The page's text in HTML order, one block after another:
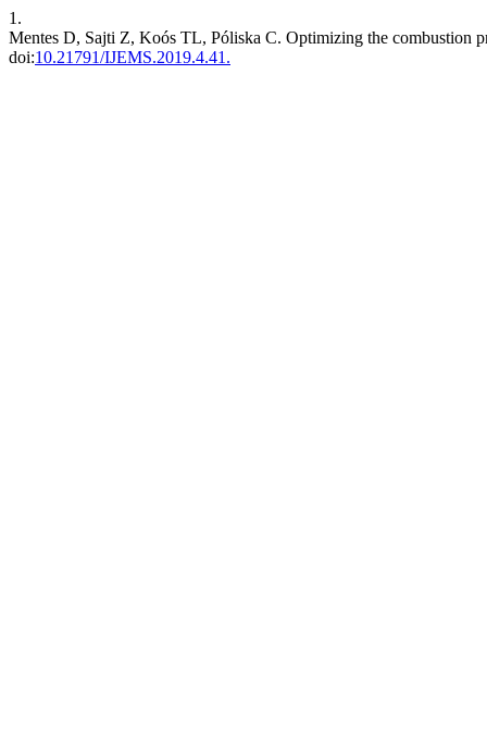
1.
Mentes D, Sajti Z, Koós TL, Póliska C. Optimizing the combustion
doi:10.21791/IJEMS.2019.4.41.